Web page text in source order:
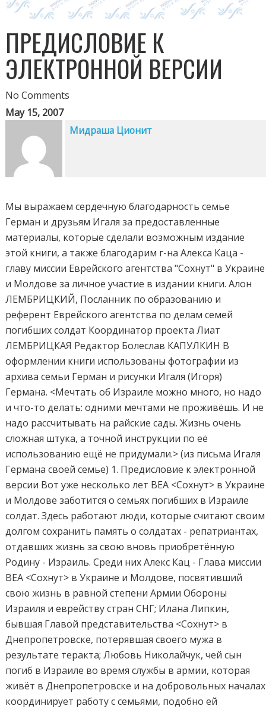
ПРЕДИСЛОВИЕ К
ЭЛЕКТРОННОЙ ВЕРСИИ
No Comments
May 15, 2007
Мидраша Ционит
Мы выражаем сердечную благодарность семье
Герман и друзьям Игаля за предоставленные
материалы, которые сделали возможным издание
этой книги, а также благодарим г-на Алекса Каца -
главу миссии Еврейского агентства "Сохнут" в Украине
и Молдове за личное участие в издании книги. Алон
ЛЕМБРИЦКИЙ, Посланник по образованию и
референт Еврейского агентства по делам семей
погибших солдат Координатор проекта Лиат
ЛЕМБРИЦКАЯ Редактор Болеслав КАПУЛКИН В
оформлении книги использованы фотографии из
архива семьи Герман и рисунки Игаля (Игоря)
Германа. <Мечтать об Израиле можно много, но надо
и что-то делать: одними мечтами не проживёшь. И не
надо рассчитывать на райские сады. Жизнь очень
сложная штука, а точной инструкции по её
использованию ещё не придумали.> (из письма Игаля
Германа своей семье) 1. Предисловие к электронной
версии Вот уже несколько лет ВЕА <Сохнут> в Украине
и Молдове заботится о семьях погибших в Израиле
солдат. Здесь работают люди, которые считают своим
долгом сохранить память о солдатах - репатриантах,
отдавших жизнь за свою вновь приобретённую
Родину - Израиль. Среди них Алекс Кац - Глава миссии
ВЕА <Сохнут> в Украине и Молдове, посвятивший
свою жизнь в равной степени Армии Обороны
Израиля и еврейству стран СНГ; Илана Липкин,
бывшая Главой представительства <Сохнут> в
Днепропетровске, потерявшая своего мужа в
результате теракта; Любовь Николайчук, чей сын
погиб в Израиле во время службы в армии, которая
живёт в Днепропетровске и на добровольных началах
координирует работу с семьями, подобно ей